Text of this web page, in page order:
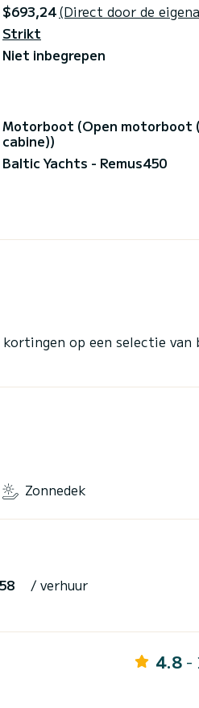
$693,24(Direct door de
Strikt
Niet inbegrepen
Motorboot (Open motorboot
cabine))
Baltic Yachts - Remus450
op een selectie van
Zonnedek
/ verhuur
4.8 -